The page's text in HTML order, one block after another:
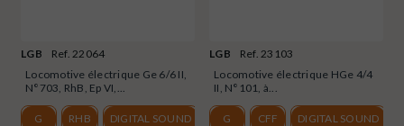
LGB
Ref. 22064
Locomotive électrique Ge 6/6 II,
N°703, RhB, Ep VI,...
G RHB DIGITAL SOUND VI
LGB
Ref. 23103
Locomotive électrique HGe 4/4
II, N°101, à...
G CFF DIGITAL SOUND